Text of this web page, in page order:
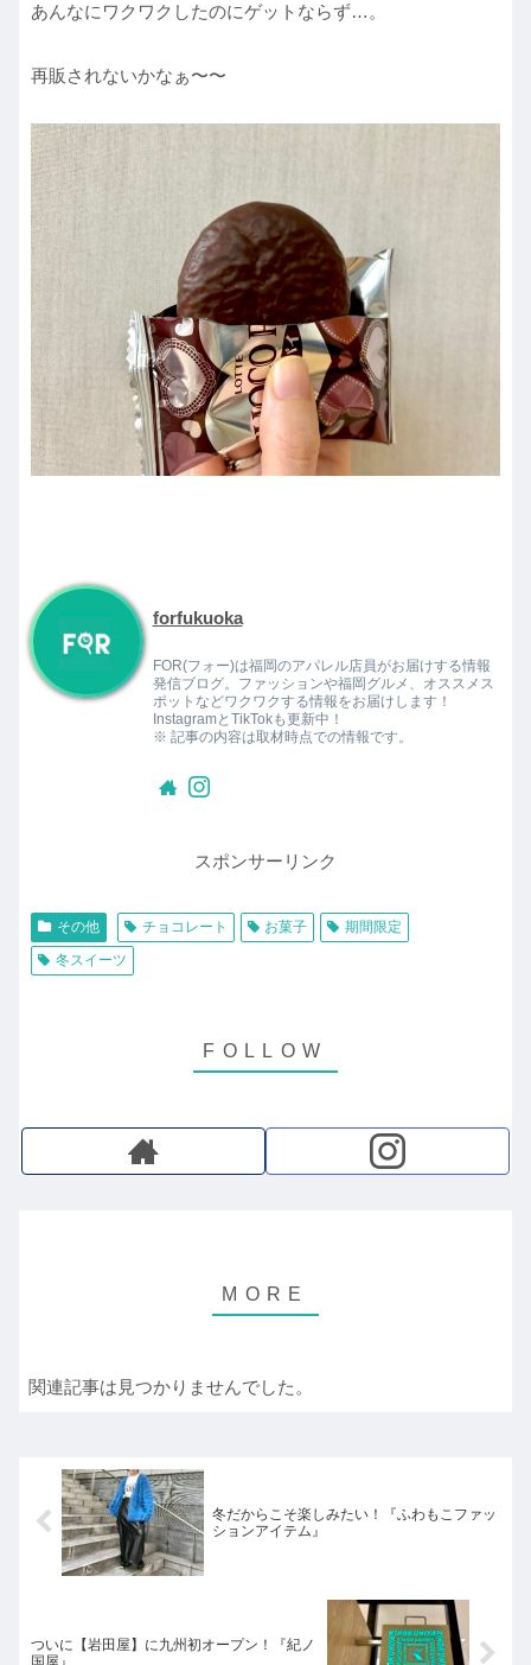
あんなにワクワクしたのにゲットならず…。
再販されないかなぁ〜〜
forfukuoka
FOR(フォー)は福岡のアパレル店員がお届けする情報
発信ブログ。ファッションや福岡グルメ、オススメス
ポットなどワクワクする情報をお届けします！
InstagramとTikTokも更新中！
※ 記事の内容は取材時点での情報です。
スポンサーリンク
その他 チョコレート お菓子
期間限定
冬スイーツ
関連記事は見つかりませんでした。
冬だからこそ楽しみたい！『ふわもこファッ
ションアイテム』
ついに【岩田屋】に九州初オープン！『紀ノ
国屋』